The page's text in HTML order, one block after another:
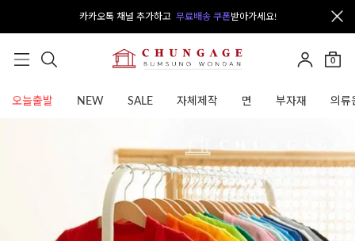
카카오톡 채널 추가하고 무료배송 쿠폰받아가세요!
0
오늘출발 NEW SALE 자체제작 면 부자재 의류